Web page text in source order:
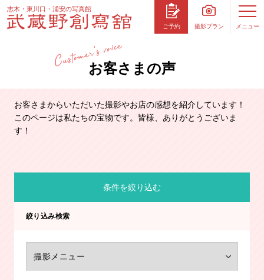
志木・東川口・浦安の写真館
ご予約 撮影プラン メニュー
お客さまの声
お客さまからいただいた撮影やお店の感想を紹介しています！
このページは私たちの宝物です。皆様、ありがとうございま
す！
条件を絞り込む
絞り込み検索